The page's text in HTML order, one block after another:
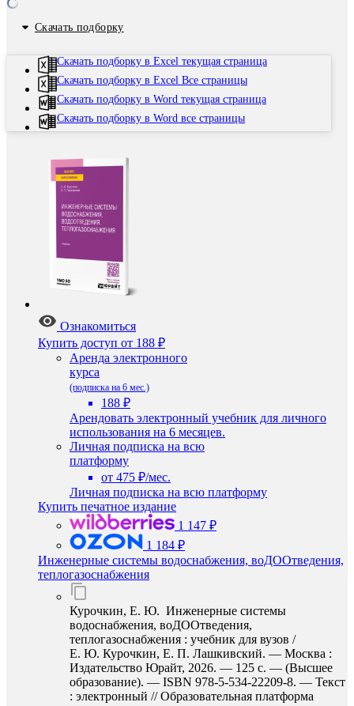
Скачать подборку
Скачать подборку в Excel текущая страница
Скачать подборку в Excel Все страницы
Скачать подборку в Word текущая страница
Скачать подборку в Word все страницы
Ознакомиться
Купить доступ от 188 ₽
Аренда электронного
курса
(подписка на 6 мес.)
188 ₽
Арендовать электронный учебник для личного
использования на 6 месяцев.
Личная подписка на всю
платформу
от 475 ₽/мес.
Личная подписка на всю платформу
Купить печатное издание
1 147 ₽
1 184 ₽
Инженерные системы водоснабжения, воДООтведения,
теплогазоснабжения
Курочкин, Е. Ю. Инженерные системы
водоснабжения, воДООтведения,
теплогазоснабжения : учебник для вузов /
Е. Ю. Курочкин, Е. П. Лашкивский. — Москва :
Издательство Юрайт, 2026. — 125 с. — (Высшее
образование). — ISBN 978-5-534-22209-8. — Текст
: электронный // Образовательная платформа